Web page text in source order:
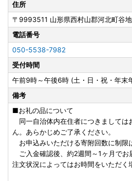
住所
〒9993511 山形県西村山郡河北町谷
電話番号
050-5538-7982
受付時間
午前9時～午後6時 (土・日・祝・年末
備考
■お礼の品について
同一自治体内在住者につきましては
ん。あらかじめご了承ください。
お申込みいただける寄附回数に制限
ご入金確認後、約2週間～1ヶ月でお
注文状況によってはお時間をいただく